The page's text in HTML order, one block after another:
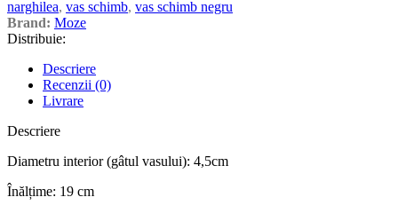
narghilea, vas schimb, vas schimb negru
Brand: Moze
Distribuie:
Descriere
Recenzii (0)
Livrare
Descriere
Diametru interior (gâtul vasului): 4,5cm
Înălțime: 19 cm